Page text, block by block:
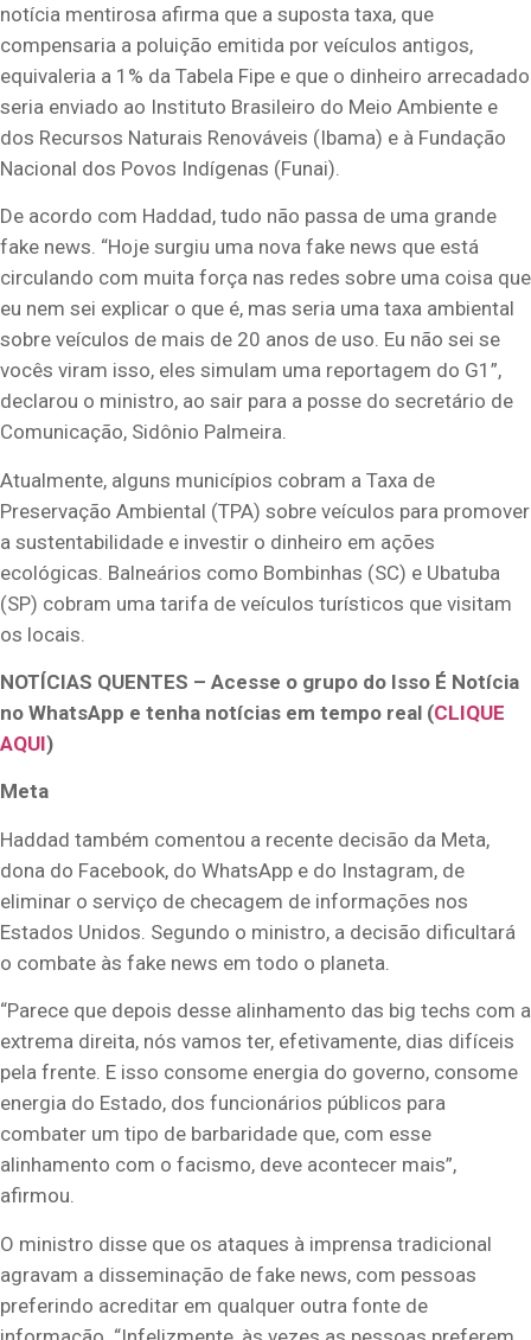
notícia mentirosa afirma que a suposta taxa, que
compensaria a poluição emitida por veículos antigos,
equivaleria a 1% da Tabela Fipe e que o dinheiro arrecadado
seria enviado ao Instituto Brasileiro do Meio Ambiente e
dos Recursos Naturais Renováveis (Ibama) e à Fundação
Nacional dos Povos Indígenas (Funai).
De acordo com Haddad, tudo não passa de uma grande
fake news. “Hoje surgiu uma nova fake news que está
circulando com muita força nas redes sobre uma coisa que
eu nem sei explicar o que é, mas seria uma taxa ambiental
sobre veículos de mais de 20 anos de uso. Eu não sei se
vocês viram isso, eles simulam uma reportagem do G1”,
declarou o ministro, ao sair para a posse do secretário de
Comunicação, Sidônio Palmeira.
Atualmente, alguns municípios cobram a Taxa de
Preservação Ambiental (TPA) sobre veículos para promover
a sustentabilidade e investir o dinheiro em ações
ecológicas. Balneários como Bombinhas (SC) e Ubatuba
(SP) cobram uma tarifa de veículos turísticos que visitam
os locais.
NOTÍCIAS QUENTES – Acesse o grupo do Isso É Notícia
no WhatsApp e tenha notícias em tempo real (CLIQUE
AQUI)
Meta
Haddad também comentou a recente decisão da Meta,
dona do Facebook, do WhatsApp e do Instagram, de
eliminar o serviço de checagem de informações nos
Estados Unidos. Segundo o ministro, a decisão dificultará
o combate às fake news em todo o planeta.
“Parece que depois desse alinhamento das big techs com a
extrema direita, nós vamos ter, efetivamente, dias difíceis
pela frente. E isso consome energia do governo, consome
energia do Estado, dos funcionários públicos para
combater um tipo de barbaridade que, com esse
alinhamento com o facismo, deve acontecer mais”,
afirmou.
O ministro disse que os ataques à imprensa tradicional
agravam a disseminação de fake news, com pessoas
preferindo acreditar em qualquer outra fonte de